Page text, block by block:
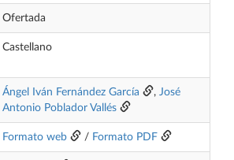
Ofertada
Castellano
Ángel Iván Fernández García , José
Antonio Poblador Vallés
Formato web / Formato PDF